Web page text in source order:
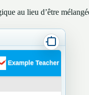
au lieu d’être